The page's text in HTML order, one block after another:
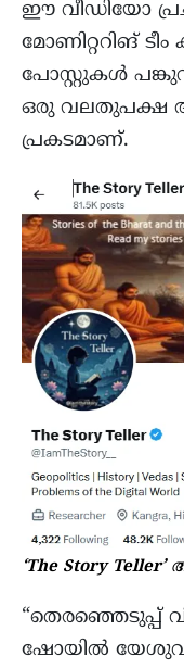
ഈ വീഡിയോ
മോണിറ്ററിങ് ടീം
പോസ്റ്റുകൾ
ഒരു വലതുപക്ഷ
പ്രകടമാണ്.
‘The Story
“തെരഞ്ഞെടുപ്പ്
ഷോയിൽ